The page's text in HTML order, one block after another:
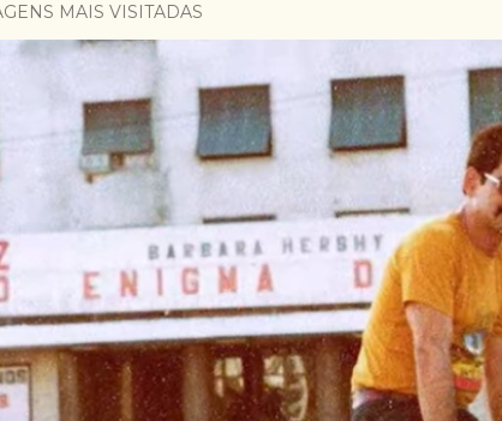
MAIS VISITADAS